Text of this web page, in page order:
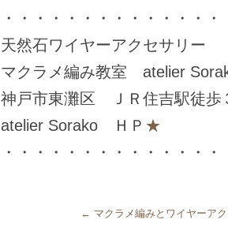
・・・・・・・・・・・・・・
天然石ワイヤーアクセサリー
マクラメ編み教室 atelier
神戸市東灘区 ＪＲ住吉駅徒歩
atelier Sorako ＨＰ ★
・・・・・・・・・・・・・・
← マクラメ編みとワイヤーア